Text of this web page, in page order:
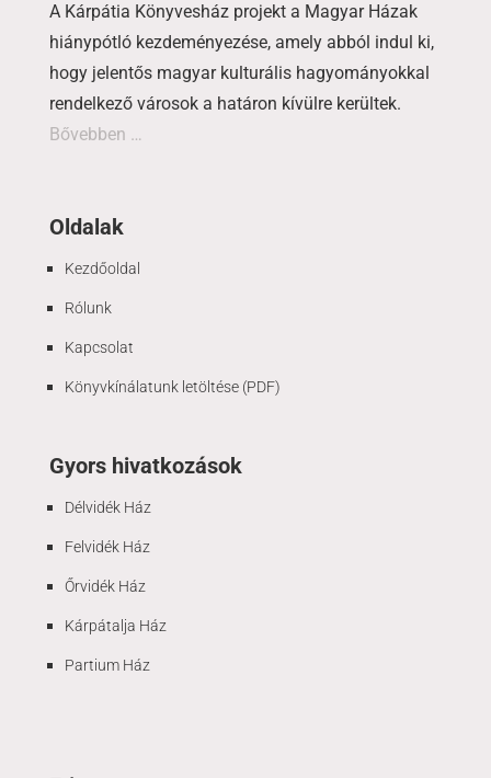
A Kárpátia Könyvesház projekt a Magyar Házak
hiánypótló kezdeményezése, amely abból indul ki,
hogy jelentős magyar kulturális hagyományokkal
rendelkező városok a határon kívülre kerültek.
Bővebben …
Oldalak
Kezdőoldal
Rólunk
Kapcsolat
Könyvkínálatunk letöltése (PDF)
Gyors hivatkozások
Délvidék Ház
Felvidék Ház
Őrvidék Ház
Kárpátalja Ház
Partium Ház